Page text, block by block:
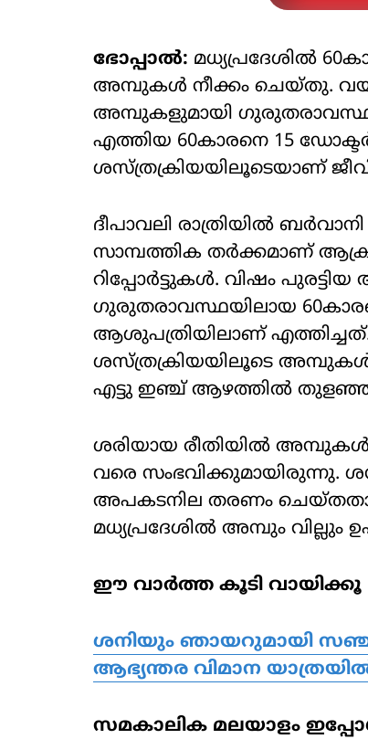
ഭോപ്പാല്‍: മധ്യപ്രദേശില്‍
അമ്പുകള്‍ നീക്കം ചെയ്തു.
അമ്പുകളുമായി
എത്തിയ 60കാരനെ 15
ശസ്ത്രക്രിയയിലൂടെയാണ്
ദീപാവലി രാത്രിയില്‍
സാമ്പത്തിക തര്‍ക്കമാണ്
റിപ്പോര്‍ട്ടുകള്‍. വിഷം
ഗുരുതരാവസ്ഥയിലായ
ആശുപത്രിയിലാണ്
ശസ്ത്രക്രിയയിലൂടെ
എട്ടു ഇഞ്ച് ആഴത്തില്‍
ശരിയായ രീതിയില്‍
വരെ സംഭവിക്കുമായിരുന്നു.
അപകടനില തരണം
മധ്യപ്രദേശില്‍ അമ്പും
ഈ വാര്‍ത്ത കൂടി വായിക്കൂ
ശനിയും ഞായറുമായി
ആഭ്യന്തര വിമാന
സമകാലിക മലയാളം